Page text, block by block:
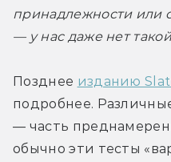
принадлежности или
— у нас даже нет
Позднее изданию
подробнее.
— часть
обычно эти тесты